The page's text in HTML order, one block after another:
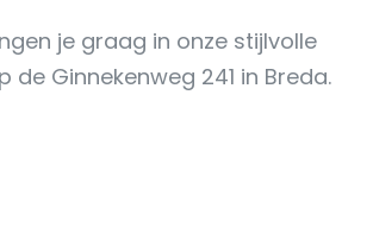
je graag in onze stijlvolle
de Ginnekenweg 241 in Breda.